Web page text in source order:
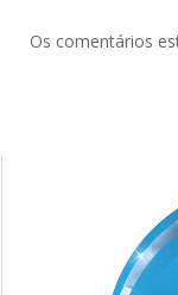
Os comentários